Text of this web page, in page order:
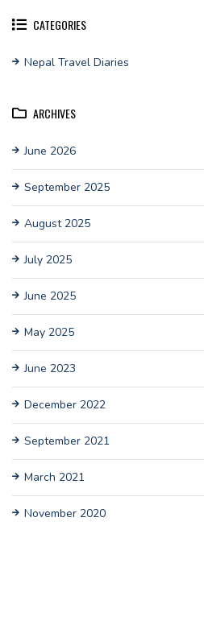
CATEGORIES
Nepal Travel Diaries
ARCHIVES
June 2026
September 2025
August 2025
July 2025
June 2025
May 2025
June 2023
December 2022
September 2021
March 2021
November 2020